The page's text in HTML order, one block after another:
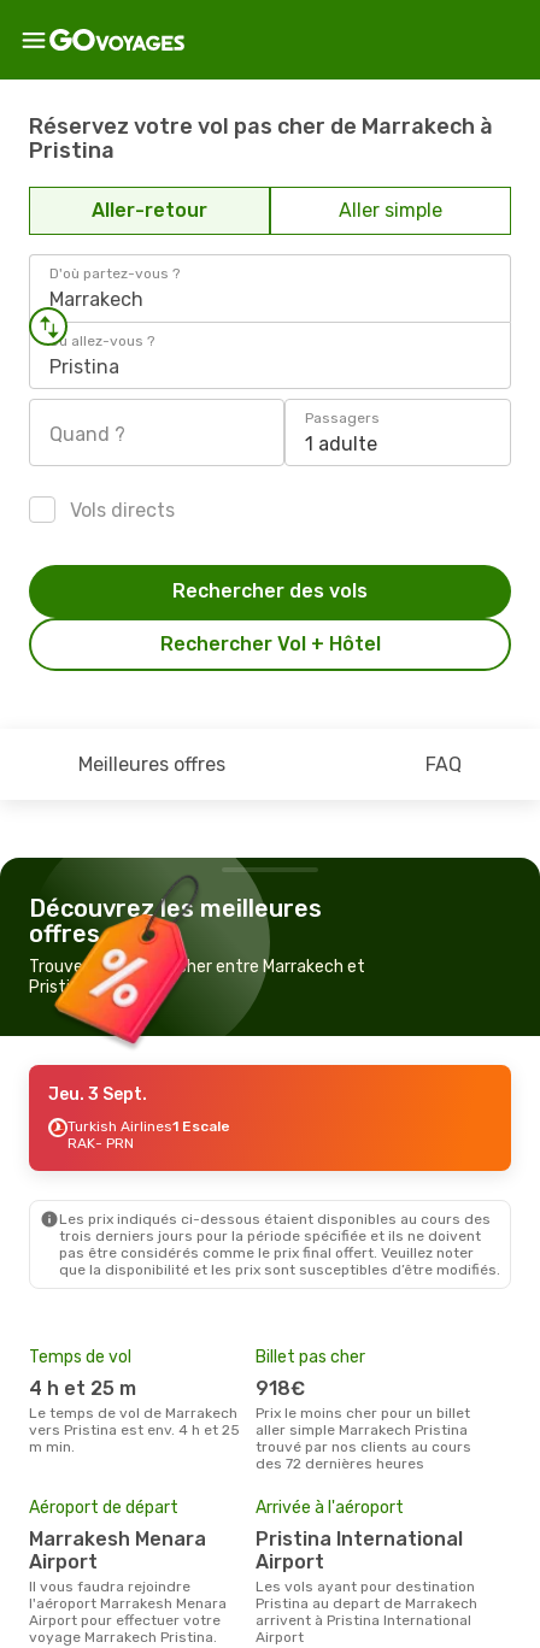
Réservez votre vol pas cher de Marrakech à
Pristina
Aller-retour Aller simple
D'où partez-vous ?
Marrakech
Où allez-vous ?
Pristina
Quand ?
Passagers
1 adulte
Vols directs
Rechercher Vol + Hôtel
Rechercher des vols
Meilleures offres FAQ
Découvrez les meilleures
offres
Trouvez un vol pas cher entre Marrakech et
Pristina
Jeu. 3 Sept.
Turkish Airlines1 Escale
RAK- PRN
Les prix indiqués ci-dessous étaient disponibles au cours des
trois derniers jours pour la période spécifiée et ils ne doivent
pas être considérés comme le prix final offert. Veuillez noter
que la disponibilité et les prix sont susceptibles d’être modifiés.
Temps de vol
4 h et 25 m
Le temps de vol de Marrakech
vers Pristina est env. 4 h et 25
m min.
Billet pas cher
918€
Prix le moins cher pour un billet
aller simple Marrakech Pristina
trouvé par nos clients au cours
des 72 dernières heures
Aéroport de départ
Marrakesh Menara
Airport
Il vous faudra rejoindre
l'aéroport Marrakesh Menara
Airport pour effectuer votre
voyage Marrakech Pristina.
Arrivée à l'aéroport
Pristina International
Airport
Les vols ayant pour destination
Pristina au depart de Marrakech
arrivent à Pristina International
Airport